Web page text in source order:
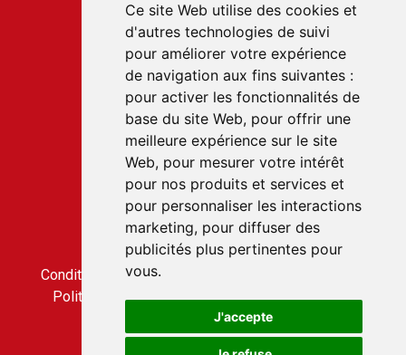
Ce site Web utilise des cookies et
d'autres technologies de suivi
pour améliorer votre expérience
de navigation aux fins suivantes :
pour activer les fonctionnalités de
base du site Web, pour offrir une
meilleure expérience sur le site
Web, pour mesurer votre intérêt
pour nos produits et services et
pour personnaliser les interactions
marketing, pour diffuser des
publicités plus pertinentes pour
vous.
J'accepte
Service client
22 rue du Gabian
98000 MONACO
T.+377 97 70 22 22
Accès rapides
Nous contacter
Conditions générales de vente
Condition générale d'utilisation
Conditions générales de vente du service CLICBUS
Politique de confidentialité du service CLICBUS